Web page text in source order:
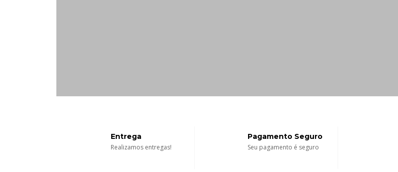
Entrega
Realizamos entregas!
Pagamento Seguro
Seu pagamento é seguro